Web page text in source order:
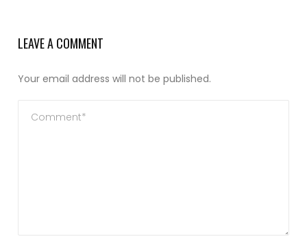
LEAVE A COMMENT
Your email address will not be published.